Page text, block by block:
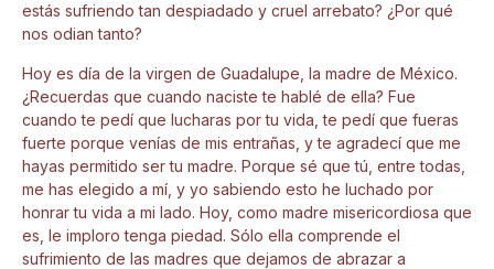
estás sufriendo tan despiadado y cruel arrebato? ¿Por qué
nos odian tanto?
Hoy es día de la virgen de Guadalupe, la madre de México.
¿Recuerdas que cuando naciste te hablé de ella? Fue
cuando te pedí que lucharas por tu vida, te pedí que fueras
fuerte porque venías de mis entrañas, y te agradecí que me
hayas permitido ser tu madre. Porque sé que tú, entre todas,
me has elegido a mí, y yo sabiendo esto he luchado por
honrar tu vida a mi lado. Hoy, como madre misericordiosa que
es, le imploro tenga piedad. Sólo ella comprende el
sufrimiento de las madres que dejamos de abrazar a